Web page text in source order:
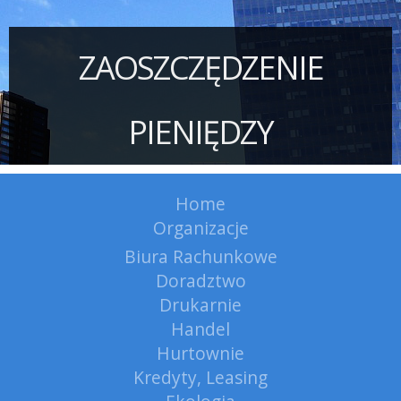
ZAOSZCZĘDZENIE
PIENIĘDZY
Home
Organizacje
Biura Rachunkowe
Doradztwo
Drukarnie
Handel
Hurtownie
Kredyty, Leasing